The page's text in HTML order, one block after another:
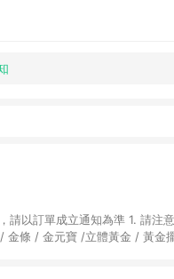
為準 1. 請注意以下品類商品
條 / 金元寶 /立體黃金 / 黃金